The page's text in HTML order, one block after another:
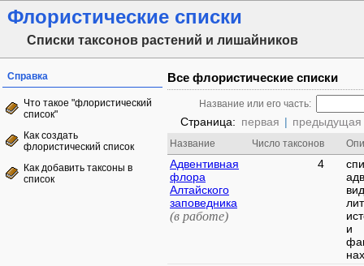
Флористические списки
Списки таксонов растений и лишайников
Справка
Что такое "флористический
список"
Как создать
флористический список
Как добавить таксоны в
список
Все флористические списки
Название или его часть:
Страница: первая | предыдущая
Название Число таксонов
Адвентивная
флора
Алтайского
заповедника
(в работе)
4
и